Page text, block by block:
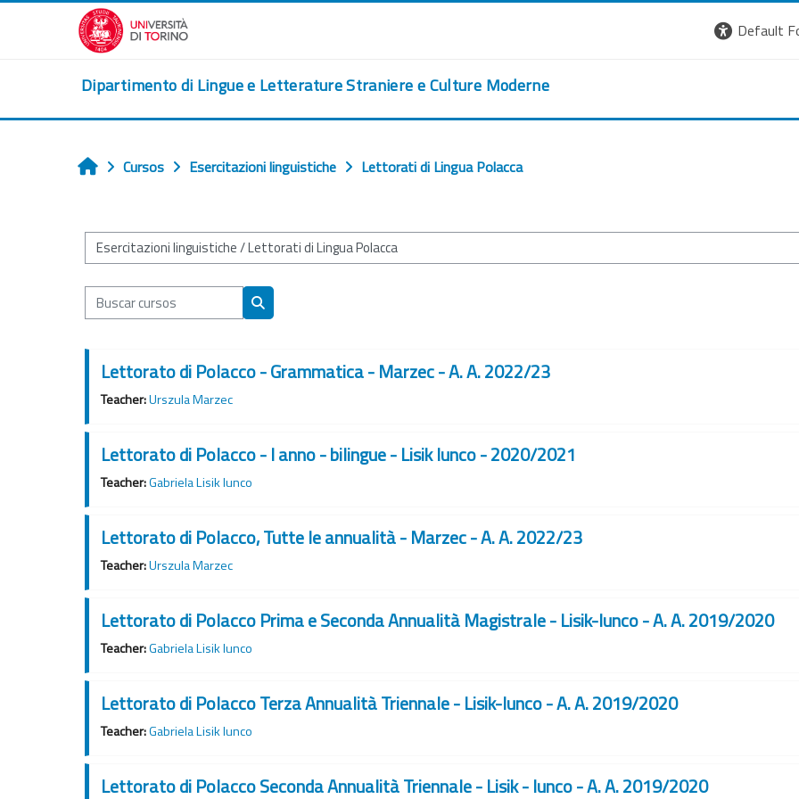
Salta al contenido principal
Default
Dipartimento di Lingue e Letterature Straniere e Culture Moderne
Inicio
Cursos Esercitazioni linguistiche Lettorati di Lingua Polacca
Categorías
Buscar cursos
Buscar cursos
Lettorato di Polacco - Grammatica - Marzec - A. A. 2022/23
Teacher:Urszula Marzec
Lettorato di Polacco - I anno - bilingue - Lisik Iunco - 2020/2021
Teacher:Gabriela Lisik Iunco
Lettorato di Polacco, Tutte le annualità - Marzec - A. A. 2022/23
Teacher:Urszula Marzec
Lettorato di Polacco Prima e Seconda Annualità Magistrale - Lisik-Iunco - A. A. 2019/2020
Teacher:Gabriela Lisik Iunco
Lettorato di Polacco Terza Annualità Triennale - Lisik-Iunco - A. A. 2019/2020
Teacher:Gabriela Lisik Iunco
Lettorato di Polacco Seconda Annualità Triennale - Lisik - Iunco - A. A. 2019/2020